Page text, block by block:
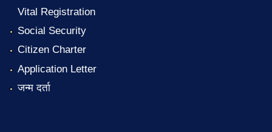
Vital Registration
Social Security
Citizen Charter
Application Letter
जन्म दर्ता